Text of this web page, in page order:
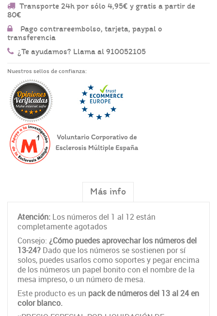
Transporte 24h por sólo 4,95€ y gratis a partir de
80€
Pago contrareembolso, tarjeta, paypal o
transferencia
¿Te ayudamos? Llama al 910052105
Nuestros sellos de confianza:
Más info
Atención: Los números del 1 al 12 están
completamente agotados
Consejo: ¿Cómo puedes aprovechar los números del
13-24? Dado que los números se sostienen por sí
solos, puedes usarlos como soportes y pegar encima
de los números un papel bonito con el nombre de la
mesa impreso, o un número de mesa.
Este producto es un pack de números del 13 al 24 en
color blanco.